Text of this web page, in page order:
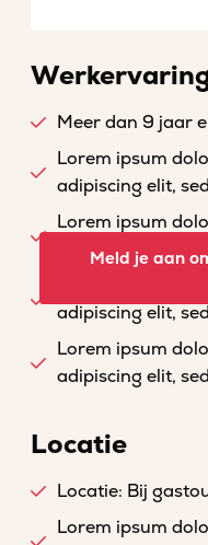
Meer dan 9 jaar
Lorem ipsum
adipiscing elit,
Lorem ipsum
adipiscing elit,
Lorem ipsum
adipiscing elit,
Lorem ipsum
adipiscing elit,
Meld je aan
Locatie
Locatie: Bij
Lorem ipsum